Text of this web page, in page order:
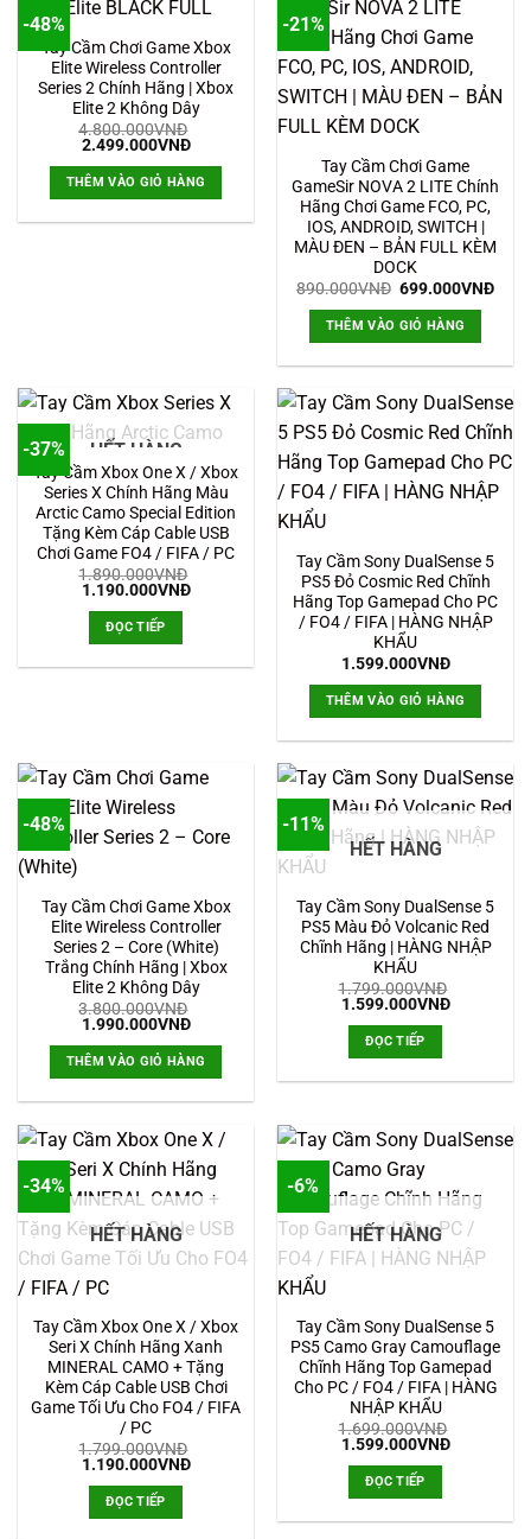
-48%
Tay Cầm Chơi Game Xbox
Elite Wireless Controller
Series 2 Chính Hãng | Xbox
Elite 2 Không Dây
4.800.000VNĐ
Giá
là:
4.800.000VNĐ.
2.499.000VNĐGiá
tại
là:
2.499.000VNĐ.
THÊM VÀO GIỎ HÀNG
-21%
Tay Cầm Chơi Game
GameSir NOVA 2 LITE Chính
Hãng Chơi Game FCO, PC,
IOS, ANDROID, SWITCH |
MÀU ĐEN – BẢN FULL KÈM
DOCK
890.000VNĐ Giá
là:
890.000VNĐ.
699.000VNĐGiá
THÊM VÀO GIỎ HÀNG
-37% HẾT HÀNG
Tay Cầm Xbox One X / Xbox
Series X Chính Hãng Màu
Arctic Camo Special Edition
Tặng Kèm Cáp Cable USB
Chơi Game FO4 / FIFA / PC
1.890.000VNĐ
Giá
1.890.000VNĐ.
1.190.000VNĐGiá
ĐỌC TIẾP
Tay Cầm Sony DualSense 5
PS5 Đỏ Cosmic Red Chĩnh
Hãng Top Gamepad Cho PC
/ FO4 / FIFA | HÀNG NHẬP
KHẨU
1.599.000VNĐ
THÊM VÀO GIỎ HÀNG
-48%
Tay Cầm Chơi Game Xbox
Elite Wireless Controller
Series 2 – Core (White)
Trắng Chính Hãng | Xbox
Elite 2 Không Dây
3.800.000VNĐ
Giá
là:
3.800.000VNĐ.
1.990.000VNĐGiá
tại
là:
1.990.000VNĐ.
THÊM VÀO GIỎ HÀNG
-11%
HẾT HÀNG
Tay Cầm Sony DualSense 5
PS5 Màu Đỏ Volcanic Red
Chĩnh Hãng | HÀNG NHẬP
KHẨU
1.799.000VNĐ
Giá
1.799.000VNĐ.
1.599.000VNĐGiá
ĐỌC TIẾP
-34%
HẾT HÀNG
Tay Cầm Xbox One X / Xbox
Seri X Chính Hãng Xanh
MINERAL CAMO + Tặng
Kèm Cáp Cable USB Chơi
Game Tối Ưu Cho FO4 / FIFA
/ PC
1.799.000VNĐ
Giá
1.799.000VNĐ.
1.190.000VNĐGiá
1.190.000VNĐ.
ĐỌC TIẾP
-6%
HẾT HÀNG
Tay Cầm Sony DualSense 5
PS5 Camo Gray Camouflage
Chĩnh Hãng Top Gamepad
Cho PC / FO4 / FIFA | HÀNG
NHẬP KHẨU
1.699.000VNĐ
Giá
1.699.000VNĐ.
1.599.000VNĐGiá
ĐỌC TIẾP